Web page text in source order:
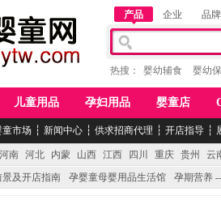
湖南迈亨母婴用品有限
产品 企业 品牌
热搜： 婴幼辅食 婴幼
儿童用品 孕妇用品 婴童店
童市场 ┆ 新闻中心 ┆ 供求招商代理 ┆ 开店指导 ┆
河南 河北 内蒙 山西 江西 四川 重庆 贵州
云
及开店指南 孕婴童母婴用品生活馆 孕期营养